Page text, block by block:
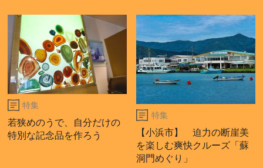
特集
若狭めのうで、自分だけの
特別な記念品を作ろう
特集
【小浜市】 迫力の断崖美
を楽しむ爽快クルーズ「蘇
洞門めぐり」